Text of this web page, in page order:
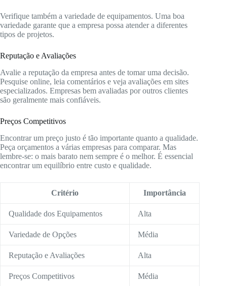
Verifique também a variedade de equipamentos. Uma boa
variedade garante que a empresa possa atender a diferentes
tipos de projetos.
Reputação e Avaliações
Avalie a reputação da empresa antes de tomar uma decisão.
Pesquise online, leia comentários e veja avaliações em sites
especializados. Empresas bem avaliadas por outros clientes
são geralmente mais confiáveis.
Preços Competitivos
Encontrar um preço justo é tão importante quanto a qualidade.
Peça orçamentos a várias empresas para comparar. Mas
lembre-se: o mais barato nem sempre é o melhor. É essencial
encontrar um equilíbrio entre custo e qualidade.
Critério Importância
Qualidade dos Equipamentos Alta
Variedade de Opções Média
Reputação e Avaliações Alta
Preços Competitivos
Média